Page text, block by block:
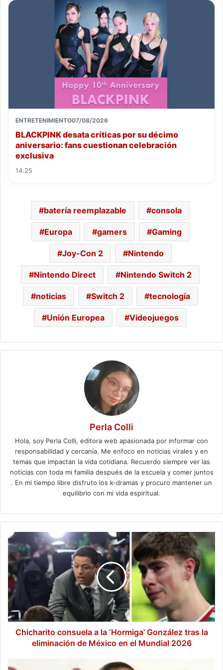
ENTRETENIMIENTO07/08/2026
BLACKPINK desata críticas por su décimo
aniversario: fans cuestionan celebración
exclusiva
14:25
batería reemplazable consola
Europa gamers Gaming
Joy-Con 2 Nintendo
Nintendo Direct Nintendo Switch 2
noticias Switch 2 tecnología
Unión Europea Videojuegos
Perla Colli
Hola, soy Perla Colli, editora web apasionada por informar con
responsabilidad y cercanía. Me enfoco en noticias virales y en
temas que impactan la vida cotidiana. Recuerdo siempre ver las
noticias con toda mi familia después de la escuela y comer juntos
. En mi tiempo libre disfruto los k-dramas y procuro mantener un
equilibrio con mi vida espiritual.
Chicharito
consuela
a
la
‘Hormiga’
González
tras
la
eliminación
Chicharito consuela a la ‘Hormiga’ González tras la
eliminación de México en el Mundial 2026